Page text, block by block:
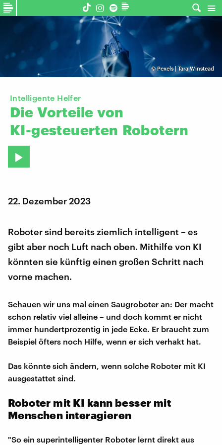
©Pexels | Tara Winstead
Intelligente Helfer
Die Vorteile von
KI-gesteuerten Robotern
22. Dezember 2023
Roboter sind bereits ziemlich intelligent – es
gibt aber noch Luft nach oben. Mithilfe von KI
könnten sie künftig einen großen Schritt nach
vorne machen.
Schauen wir uns mal einen Saugroboter an: Der macht
schon relativ viel alleine – und doch kommt er nicht
immer hundertprozentig in jede Ecke. Er braucht zum
Beispiel öfters noch Hilfe, wenn er sich verhakt hat.
Das könnte sich ändern, wenn solche Roboter mit KI
ausgestattet sind.
Roboter mit KI kann besser mit
Menschen interagieren
"So ein superintelligenter Roboter lernt direkt aus